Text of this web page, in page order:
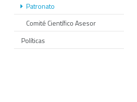
Patronato
Comité Científico Asesor
Políticas